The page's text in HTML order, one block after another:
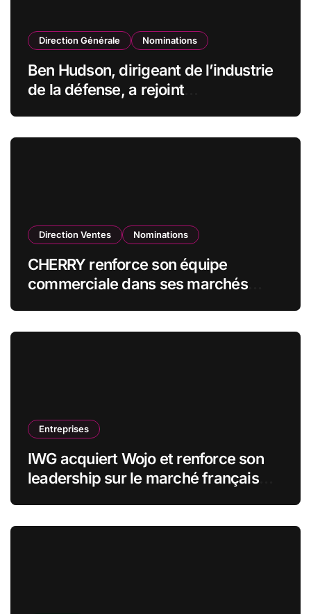
Direction Générale Nominations
Ben Hudson, dirigeant de l’industrie
de la défense, a rejoint
Direction Ventes Nominations
CHERRY renforce son équipe
commerciale dans ses marchés
Entreprises
IWG acquiert Wojo et renforce son
leadership sur le marché français